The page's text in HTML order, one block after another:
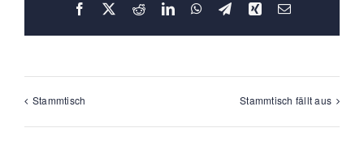
Facebook RedditLinkedInWhatsApp
Telegram
Xing E-
Stammtisch Stammtisch fällt aus